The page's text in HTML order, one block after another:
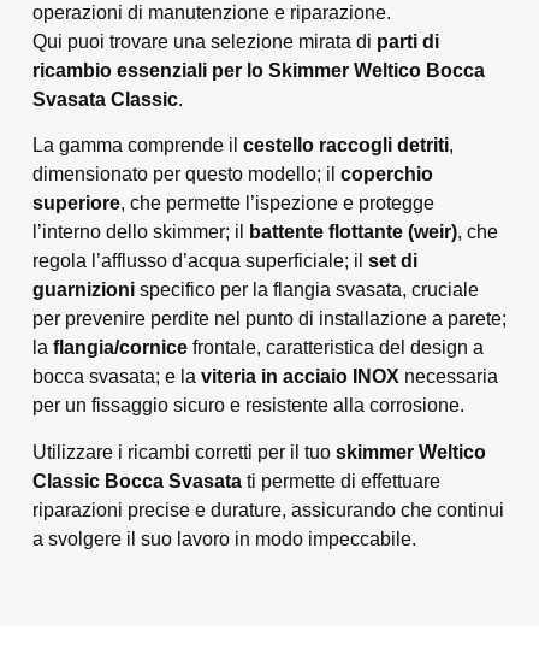
operazioni di manutenzione e riparazione.
Qui puoi trovare una selezione mirata di parti di
ricambio essenziali per lo Skimmer Weltico Bocca
Svasata Classic.
La gamma comprende il cestello raccogli detriti,
dimensionato per questo modello; il coperchio
superiore, che permette l’ispezione e protegge
l’interno dello skimmer; il
battente flottante (weir), che
regola l’afflusso d’acqua superficiale; il set di
guarnizionispecifico per la flangia svasata, cruciale
per prevenire perdite nel punto di installazione a parete;
la flangia/cornicefrontale, caratteristica del design a
bocca svasata; e la viteria in acciaio INOX necessaria
per un fissaggio sicuro e resistente alla corrosione.
Utilizzare i ricambi corretti per il tuo skimmer Weltico
Classic Bocca Svasatati permette di effettuare
riparazioni precise e durature, assicurando che continui
a svolgere il suo lavoro in modo impeccabile.